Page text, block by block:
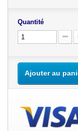
Quantité
Ajouter au